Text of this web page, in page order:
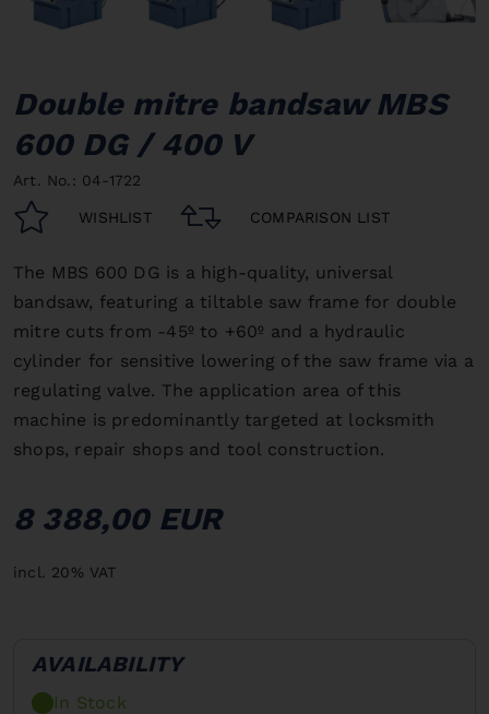
Double mitre bandsaw MBS
600 DG / 400 V
Art. No.: 04-1722
WISHLIST COMPARISON LIST
The MBS 600 DG is a high-quality, universal
bandsaw, featuring a tiltable saw frame for double
mitre cuts from -45º to +60º and a hydraulic
cylinder for sensitive lowering of the saw frame via a
regulating valve. The application area of this
machine is predominantly targeted at locksmith
shops, repair shops and tool construction.
8 388,00 EUR
incl. 20% VAT
AVAILABILITY
In Stock